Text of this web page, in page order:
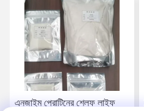
এনজাইম প্রোটিনের শেল্ফ লাইফ